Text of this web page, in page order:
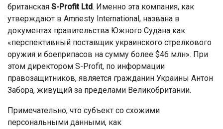
британская S-Profit Ltd. Именно эта компания, как
утверждают в Amnesty International, названа в
документах правительства Южного Судана как
«перспективный поставщик украинского стрелкового
оружия и боеприпасов на сумму более $46 млн». При
этом директором S-Profit, по информации
правозащитников, является гражданин Украины Антон
Забора, живущий за пределами Великобритании.
Примечательно, что субъект со схожими
персональными данными, как